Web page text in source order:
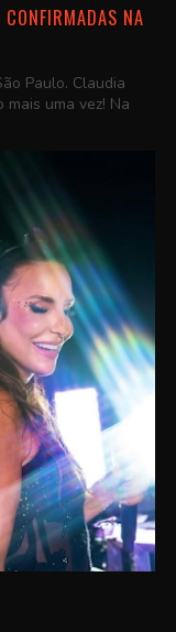
NA
Paulo. Claudia
uma vez! Na